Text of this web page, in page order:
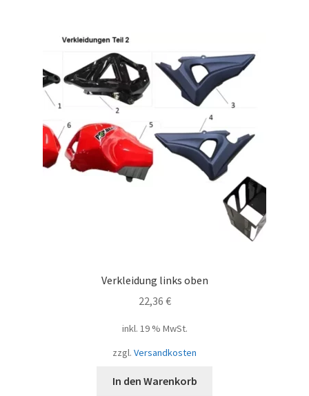
Verkleidung links oben
22,36 €
inkl. 19 % MwSt.
zzgl. Versandkosten
In den Warenkorb